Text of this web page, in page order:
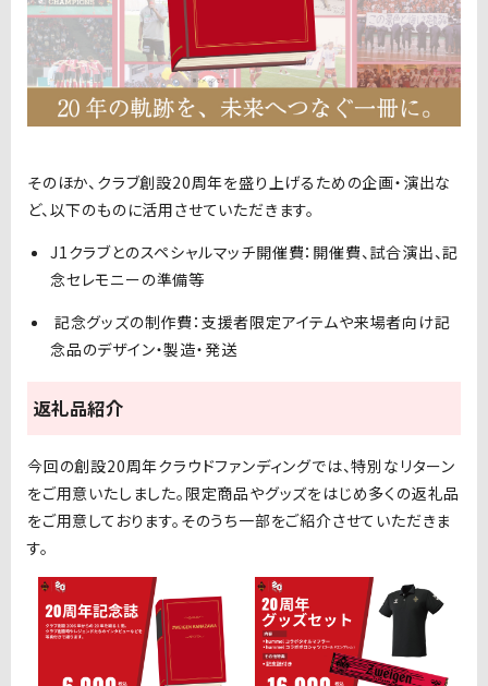
そのほか、クラブ創設20周年を盛り上げるための企画・演出な
ど、以下のものに活用させていただきます。
J1クラブとのスペシャルマッチ開催費：開催費、試合演出、記
念セレモニーの準備等
記念グッズの制作費：支援者限定アイテムや来場者向け記
念品のデザイン・製造・発送
返礼品紹介
今回の創設20周年クラウドファンディングでは、特別なリターン
をご用意いたしました。限定商品やグッズをはじめ多くの返礼品
をご用意しております。そのうち一部をご紹介させていただきま
す。